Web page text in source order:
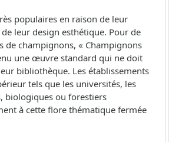
populaires en raison de leur
leur design esthétique. Pour de
de champignons, « Champignons
une œuvre standard qui ne doit
bibliothèque. Les établissements
tels que les universités, les
biologiques ou forestiers
à cette flore thématique fermée